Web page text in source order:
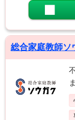
総合家庭教師ソ